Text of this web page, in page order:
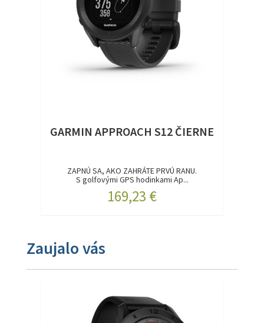
GARMIN APPROACH S12 ČIERNE
ZAPNÚ SA, AKO ZAHRÁTE PRVÚ RANU.
S golfovými GPS hodinkami Ap...
169,23 €
Zaujalo vás